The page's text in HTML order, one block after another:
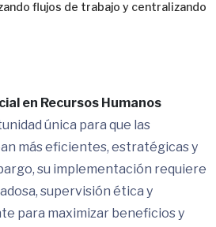
flujos de trabajo y centralizando
en Recursos Humanos
única para que las
más eficientes, estratégicas y
su implementación requiere
supervisión ética y
para maximizar beneficios y